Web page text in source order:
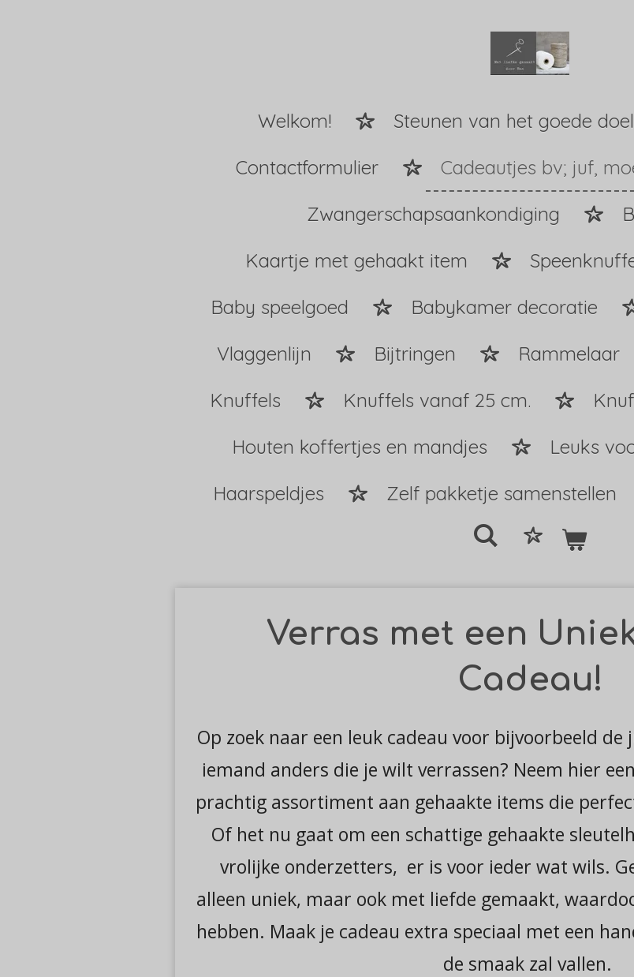
Welkom! Steunen van het goede
Contactformulier
Cadeautjes bv; juf,
Zwangerschapsaankondiging
Kaartje met gehaakt item
Baby speelgoed
Babykamer decoratie
Vlaggenlijn
Bijtringen Rammelaar
Knuffels
Knuffels vanaf 25 cm.
Houten koffertjes en mandjes
Leuks
Haarspeldjes
Zelf pakketje samenstellen
Verras met een
Cadeau!
Op zoek naar een leuk cadeau voor bijvoorbeeld
iemand anders die je wilt verrassen? Neem hier
prachtig assortiment aan gehaakte items die
Of het nu gaat om een schattige gehaakte
vrolijke onderzetters, er is voor ieder wat wils.
alleen uniek, maar ook met liefde gemaakt,
hebben. Maak je cadeau extra speciaal met een
de smaak zal vallen.